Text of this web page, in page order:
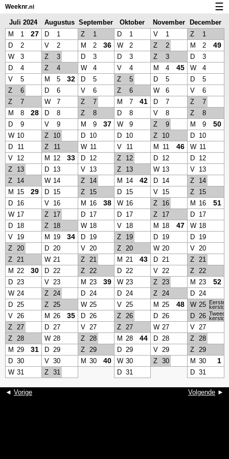
Weeknr.nl
Kalender met weeknummers en feestdagen
Over Weeknr.nl
Privacy en cookies
☰
Juli 2024
Augustus
2024
September
2024
Oktober
2024
November
2024
December
2024
M 1 27 D 1 Z 1 D 1 V 1 Z
1
D
2 V 2 M 2 36 W 2 Z 2 M 2 49
W 3 Z 3 D 3 D 3 Z 3 D
3
D
4 Z 4 W 4 V 4 M 4 45 W
4
V
5 M 5 32 D 5 Z 5 D 5 D
5
Z
6 D 6 V 6 Z 6 W 6 V
6
Z
7 W 7 Z 7 M 7 41 D 7 Z
7
M
8 28 D 8 Z 8 D 8 V 8 Z
8
D
9 V 9 M 9 37 W 9 Z 9 M 9 50
W 10 Z 10 D 10 D 10 Z 10 D
10
D
11 Z 11 W 11 V 11 M 11 46 W 11
V
12 M 12 33 D 12 Z 12 D 12 D
12
Z
13 D 13 V 13 Z 13 W 13 V
13
Z
14 W 14 Z 14 M 14 42 D 14 Z
14
M 15 29 D 15 Z 15 D 15 V 15 Z
15
D
16 V 16 M 16 38 W 16 Z 16 M 16 51
W 17 Z 17 D 17 D 17 Z 17 D
17
D
18 Z 18 W 18 V 18 M 18 47 W 18
V
19 M 19 34 D 19 Z 19 D 19 D
19
Z
20 D 20 V 20 Z 20 W 20 V 20
Z
21 W 21 Z 21 M 21 43 D 21 Z
21
M 22 30 D 22 Z 22 D 22 V 22 Z
22
D 23 V 23 M 23 39 W 23 Z 23 M 23 52
W 24 Z 24 D 24 D 24 Z 24 D 24
D 25 Z 25 W 25 V 25 M 25 48 W 25 Eerste
V 26 M 26 35 D 26 Z 26 D 26 D 26 Tweede
Z 27 D 27 V 27 Z 27 W 27 V 27
Z
28 W 28 Z 28 M 28 44 D 28 Z
28
M 29 31 D 29 Z 29 D 29 V 29 Z
29
D 30 V 30 M 30 40 W 30 Z 30 M 30 1
W 31 Z 31 D 31 D 31
◄ Vorige Volgende ►